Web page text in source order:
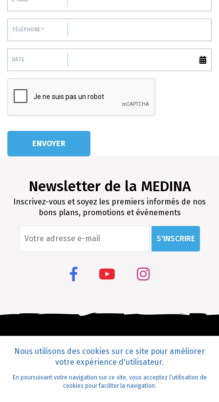
TÉLÉPHONE *
DATE
Newsletter de la MEDINA
Inscrivez-vous et soyez les premiers informés de nos
bons plans, promotions et événements
S'INSCRIRE
©2020 Medina Mediterranea. Tous les droits sont réservés
Conception et développement
MEDIANET
Nous utilisons des cookies sur ce site pour améliorer
votre expérience d'utilisateur.
En poursuivant votre navigation sur ce site, vous acceptez l’utilisation de
cookies pour faciliter la navigation.